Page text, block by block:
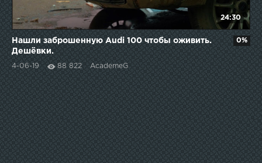
24:30
Нашли заброшенную Audi 100 чтобы оживить.
Дешёвки.
4-06-19 88 822 AcademeG
0%